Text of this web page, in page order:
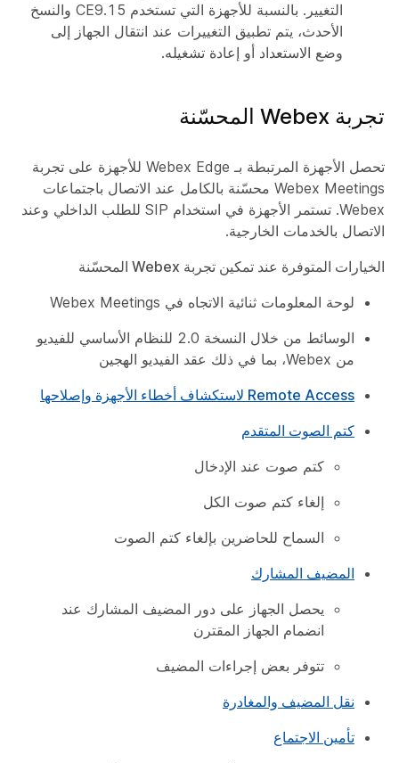
التغيير. بالنسبة للأجهزة التي تستخدم CE9.15 والنسخ
الأحدث، يتم تطبيق التغييرات عند انتقال الجهاز إلى
وضع الاستعداد أو إعادة تشغيله.
تجربة Webex المحسّنة
تحصل الأجهزة المرتبطة بـ Webex Edge للأجهزة على تجربة
Webex Meetings محسّنة بالكامل عند الاتصال باجتماعات
Webex. تستمر الأجهزة في استخدام SIP للطلب الداخلي وعند
الاتصال بالخدمات الخارجية.
الخيارات المتوفرة عند تمكين تجربة Webex المحسّنة
لوحة المعلومات ثنائية الاتجاه في Webex Meetings
الوسائط من خلال النسخة 2.0 للنظام الأساسي للفيديو
من Webex، بما في ذلك عقد الفيديو الهجين
Remote Access لاستكشاف أخطاء الأجهزة وإصلاحها
كتم الصوت المتقدم
كتم صوت عند الإدخال
إلغاء كتم صوت الكل
السماح للحاضرين بإلغاء كتم الصوت
المضيف المشارك
يحصل الجهاز على دور المضيف المشارك عند
انضمام الجهاز المقترن
تتوفر بعض إجراءات المضيف
نقل المضيف والمغادرة
تأمين الاجتماع